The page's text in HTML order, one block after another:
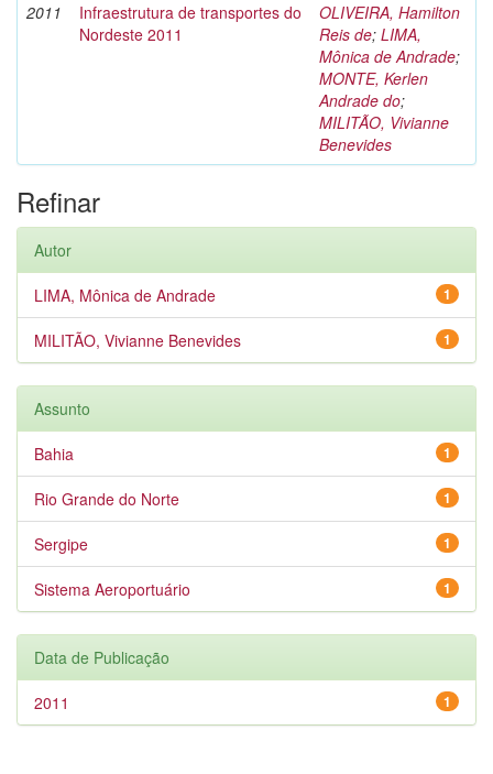
2011
Infraestrutura de transportes do
Nordeste 2011
OLIVEIRA, Hamilton
Reis de; LIMA,
Mônica de Andrade;
MONTE, Kerlen
Andrade do;
MILITÃO, Vivianne
Benevides
Refinar
Autor
1
LIMA, Mônica de Andrade
1
MILITÃO, Vivianne Benevides
Assunto
1
Bahia
1
Rio Grande do Norte
1
Sergipe
1
Sistema Aeroportuário
Data de Publicação
1
2011